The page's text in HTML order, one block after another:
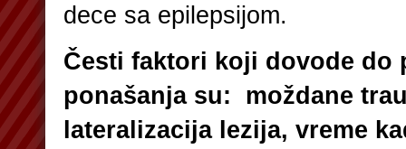
dece sa epilepsijom.
Česti faktori koji dovode do
ponašanja su: moždane
lateralizacija lezija, vreme